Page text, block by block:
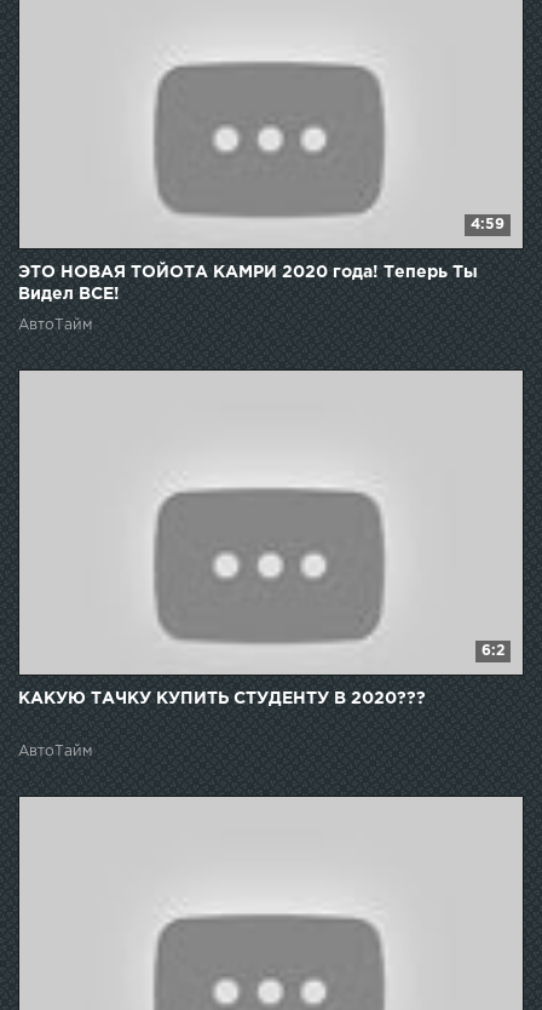
4:59
ЭТО НОВАЯ ТОЙОТА КАМРИ 2020 года! Теперь Ты
Видел ВСЕ!
АвтоТайм
6:2
КАКУЮ ТАЧКУ КУПИТЬ СТУДЕНТУ В 2020???
АвтоТайм